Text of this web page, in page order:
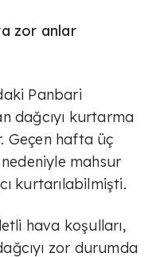
zor anlar
Panbari
dağcıyı kurtarma
Geçen hafta üç
mahsur
kurtarılabilmişti.
hava koşulları,
zor durumda